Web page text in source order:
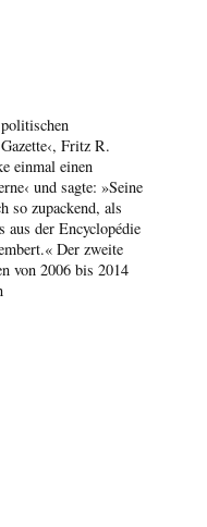
Fritz R.
einmal einen
und sagte: »Seine
so zupackend, als
aus der Encyclopédie
Der zweite
von 2006 bis 2014